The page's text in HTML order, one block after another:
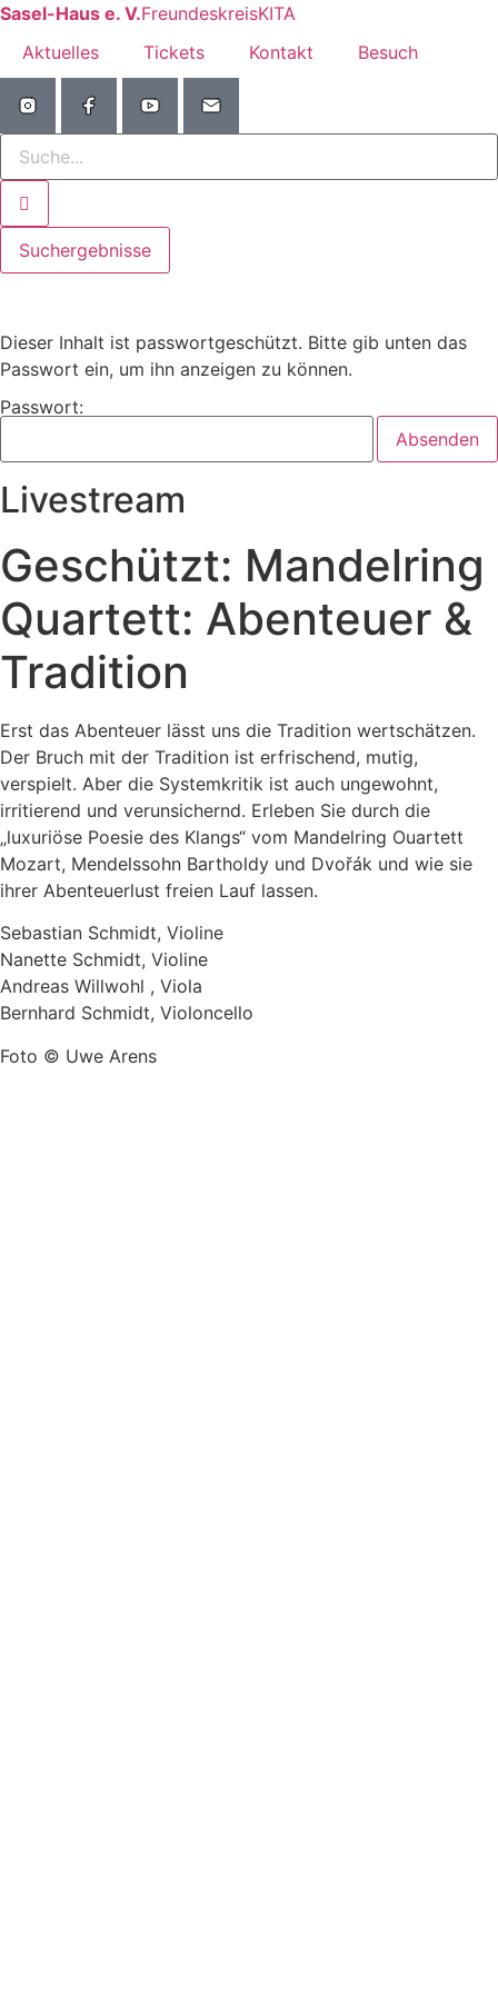
Zum
wechseln
Sasel-Haus e. V.FreundeskreisKITA
Aktuelles
Tickets Kontakt Besuch
Search
Suchergebnisse
Dieser Inhalt ist passwortgeschützt. Bitte gib unten das
Passwort ein, um ihn anzeigen zu können.
Passwort:
Livestream
Geschützt: Mandelring
Quartett: Abenteuer &
Tradition
Erst das Abenteuer lässt uns die Tradition wertschätzen.
Der Bruch mit der Tradition ist erfrischend, mutig,
verspielt. Aber die Systemkritik ist auch ungewohnt,
irritierend und verunsichernd. Erleben Sie durch die
„luxuriöse Poesie des Klangs“ vom Mandelring Ouartett
Mozart, Mendelssohn Bartholdy und Dvořák und wie sie
ihrer Abenteuerlust freien Lauf lassen.
Sebastian Schmidt, Violine
Nanette Schmidt, Violine
Andreas Willwohl , Viola
Bernhard Schmidt, Violoncello
Foto © Uwe Arens